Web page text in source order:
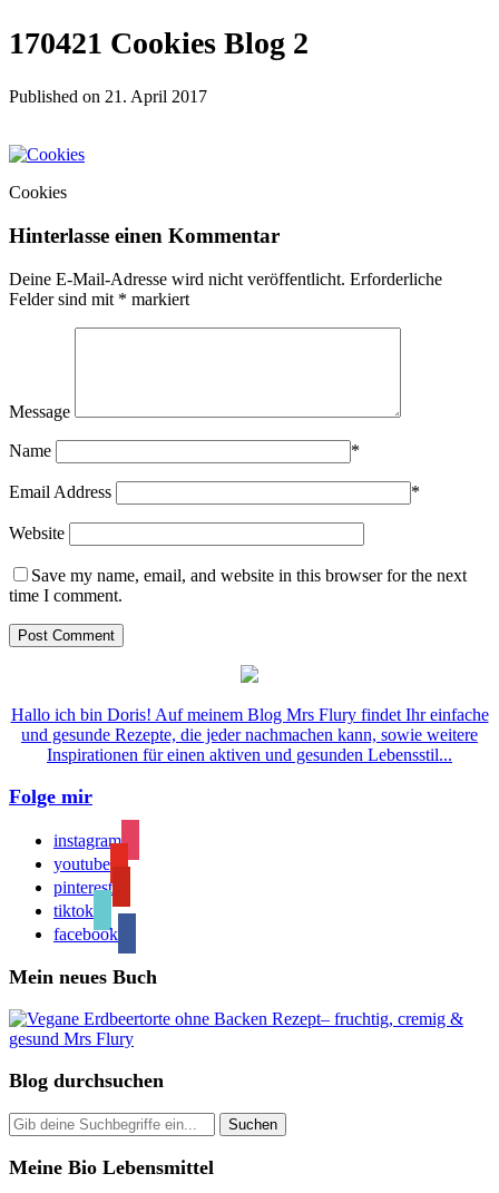
170421 Cookies Blog 2
Published on 21. April 2017
Cookies
Hinterlasse einen Kommentar
Deine E-Mail-Adresse wird nicht veröffentlicht. Erforderliche
Felder sind mit * markiert
Message
Name *
Email Address *
Website
Save my name, email, and website in this browser for the next
time I comment.
Hallo ich bin Doris! Auf meinem Blog Mrs Flury findet Ihr einfache
und gesunde Rezepte, die jeder nachmachen kann, sowie weitere
Inspirationen für einen aktiven und gesunden Lebensstil...
Folge mir
instagram
youtube
pinterest
tiktok
facebook
Mein neues Buch
Blog durchsuchen
Meine Bio Lebensmittel